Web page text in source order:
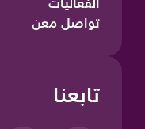
تواصل معن
تابعنا